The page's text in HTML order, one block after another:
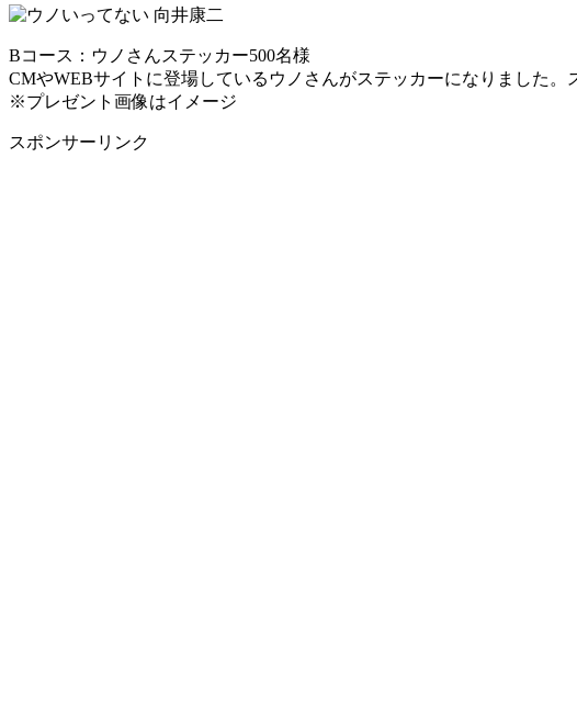
Bコース：ウノさんステッカー500名様
CMやWEBサイトに登場しているウノさんがステッカーになりました
※プレゼント画像はイメージ
スポンサーリンク